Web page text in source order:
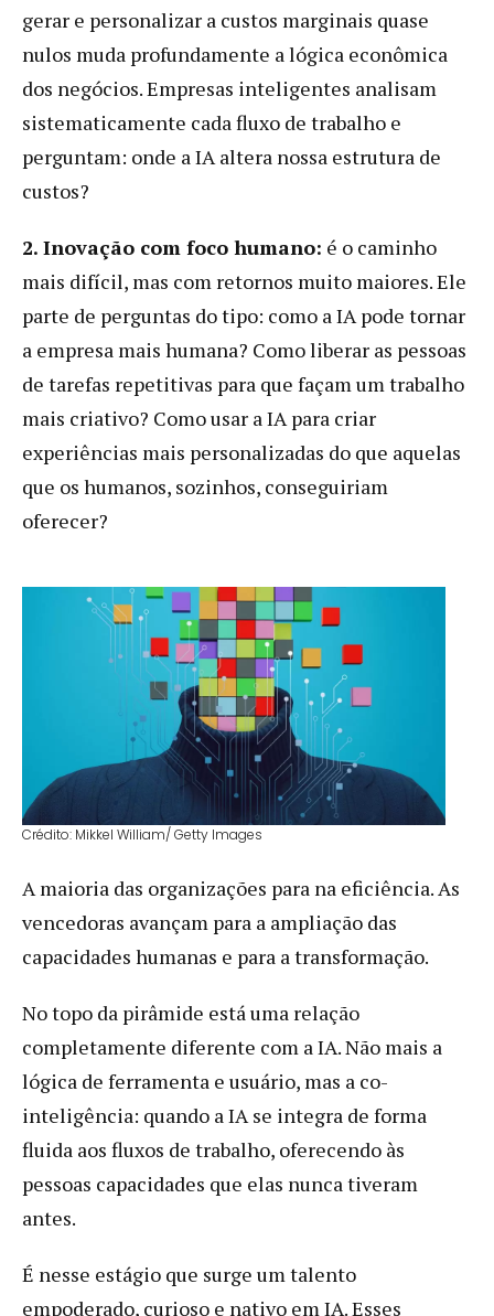
gerar e personalizar a custos marginais quase
nulos muda profundamente a lógica econômica
dos negócios. Empresas inteligentes analisam
sistematicamente cada fluxo de trabalho e
perguntam: onde a IA altera nossa estrutura de
custos?
2. Inovação com foco humano: é o caminho
mais difícil, mas com retornos muito maiores. Ele
parte de perguntas do tipo: como a IA pode tornar
a empresa mais humana? Como liberar as pessoas
de tarefas repetitivas para que façam um trabalho
mais criativo? Como usar a IA para criar
experiências mais personalizadas do que aquelas
que os humanos, sozinhos, conseguiriam
oferecer?
Crédito: Mikkel William/ Getty Images
A maioria das organizações para na eficiência. As
vencedoras avançam para a ampliação das
capacidades humanas e para a transformação.
No topo da pirâmide está uma relação
completamente diferente com a IA. Não mais a
lógica de ferramenta e usuário, mas a co-
inteligência: quando a IA se integra de forma
fluida aos fluxos de trabalho, oferecendo às
pessoas capacidades que elas nunca tiveram
antes.
É nesse estágio que surge um talento
empoderado, curioso e nativo em IA. Esses